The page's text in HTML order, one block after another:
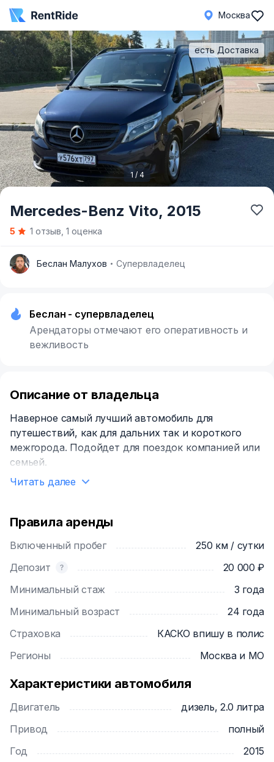
Москва
Item
1 / 4
есть Доставка
Mercedes-Benz Vito, 2015
5 1 отзыв, 1 оценка
Б Беслан Малухов Супервладелец
Беслан - супервладелец
Арендаторы отмечают его оперативность и
вежливость
Описание от владельца
Наверное самый лучший автомобиль для
путешествий, как для дальних так и короткого
межгорода. Подойдет для поездок компанией или
семьей.
Читать далее
Правила аренды
Включенный пробег
250 км / сутки
Депозит
20 000 ₽
Минимальный стаж
3 года
Минимальный возраст
24 года
Страховка
КАСКО впишу в полис
Регионы
Москва и МО
Характеристики автомобиля
Двигатель
дизель, 2.0 литра
Привод
полный
Год
2015